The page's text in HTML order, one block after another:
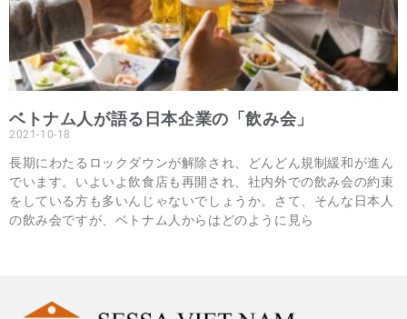
ベトナム人が語る日本企業の「飲み会」
2021-10-18
長期にわたるロックダウンが解除され、どんどん規制緩和が進ん
でいます。いよいよ飲食店も再開され、社内外での飲み会の約束
をしている方も多いんじゃないでしょうか。さて、そんな日本人
の飲み会ですが、ベトナム人からはどのように見ら